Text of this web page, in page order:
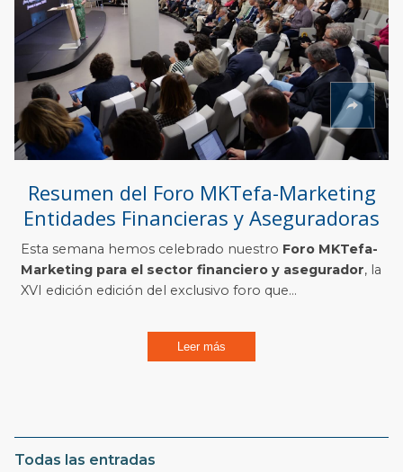
Resumen del Foro MKTefa-Marketing
Entidades Financieras y Aseguradoras
Esta semana hemos celebrado nuestro Foro MKTefa-
Marketing para el sector financiero y asegurador, la
XVI edición edición del exclusivo foro que...
Leer más
Todas las entradas